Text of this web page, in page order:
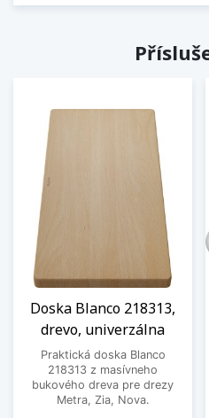
Doska Blanco 218313,
drevo, univerzálna
Praktická doska Blanco
218313 z masívneho
bukového dreva pre drezy
Metra, Zia, Nova.